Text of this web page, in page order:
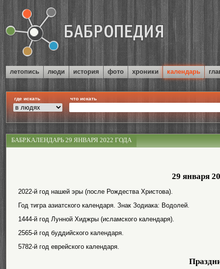
летопись люди история фото хроники календарь
где искать что искать
БАБР.КАЛЕНДАРЬ 29 ЯНВАРЯ 2022 ГОДА
29 января
2022-й год нашей эры (после Рождества Христова).
Год тигра азиатского календаря. Знак Зодиака: Водолей.
1444-й год Лунной Хиджры (исламского календаря).
2565-й год буддийского календаря.
5782-й год еврейского календаря.